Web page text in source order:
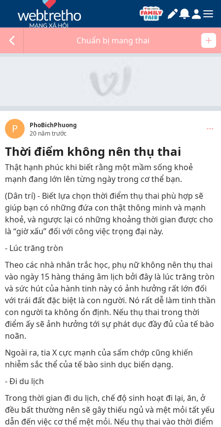
Chuẩn bị mang thai
P
PhoBichPhuong
20 năm trước
Thời điểm không nên thụ thai
Thật hạnh phúc khi biết rằng một mầm sống khoẻ
mạnh đang lớn lên từng ngày trong cơ thể bạn.
(Dân trí) - Biết lựa chọn thời điểm thụ thai phù hợp sẽ
giúp bạn có những đứa con thật thông minh và mạnh
khoẻ, và ngược lại có những khoảng thời gian được cho
là “giờ xấu” đối với công việc trọng đại này.
- Lúc trăng tròn
Theo các nhà nhân trắc học, phụ nữ không nên thụ thai
vào ngày 15 hàng tháng âm lịch bởi đây là lúc trăng tròn
và sức hút của hành tinh này có ảnh hưởng rất lớn đối
với trái đất đặc biệt là con người. Nó rất dễ làm tinh thần
con người ta không ổn định. Nếu thụ thai trong thời
điểm ấy sẽ ảnh hưởng tới sự phát dục đầy đủ của tế bào
noãn.
Ngoài ra, tia X cực mạnh của sấm chớp cũng khiến
nhiễm sắc thể của tế bào sinh dục biến dạng.
- Đi du lịch
Trong thời gian đi du lịch, chế độ sinh hoạt đi lại, ăn, ở
đều bất thường nên sẽ gây thiếu ngủ và mệt mỏi tất yếu
dẫn đến việc cơ thể mệt mỏi. Nếu thụ thai vào thời điểm